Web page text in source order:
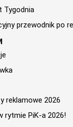
Tygodnia
przewodnik po
reklamowe 2026
rytmie PiK-a 2026!